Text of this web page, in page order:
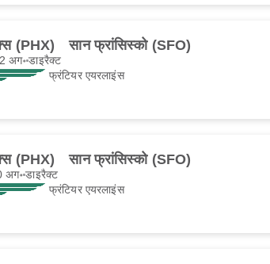
(PHX) सान फ्रांसिस्को (SFO)
अग॰डाइरैक्ट
फ्रंटियर एयरलाइंस
(PHX) सान फ्रांसिस्को (SFO)
अग॰डाइरैक्ट
फ्रंटियर एयरलाइंस